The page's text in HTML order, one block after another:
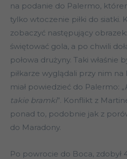
na podanie do Palermo,
tylko wtoczenie piłki do siatki.
zobaczyć następujący
świętować gola, a po chwili
połowa drużyny. Taki właśnie
piłkarze wyglądali przy nim na
miał powiedzieć do Palermo: „
takie bramki”. Konflikt z
ponad to, podobnie jak z
do Maradony.
Po powrocie do Boca, zdobył